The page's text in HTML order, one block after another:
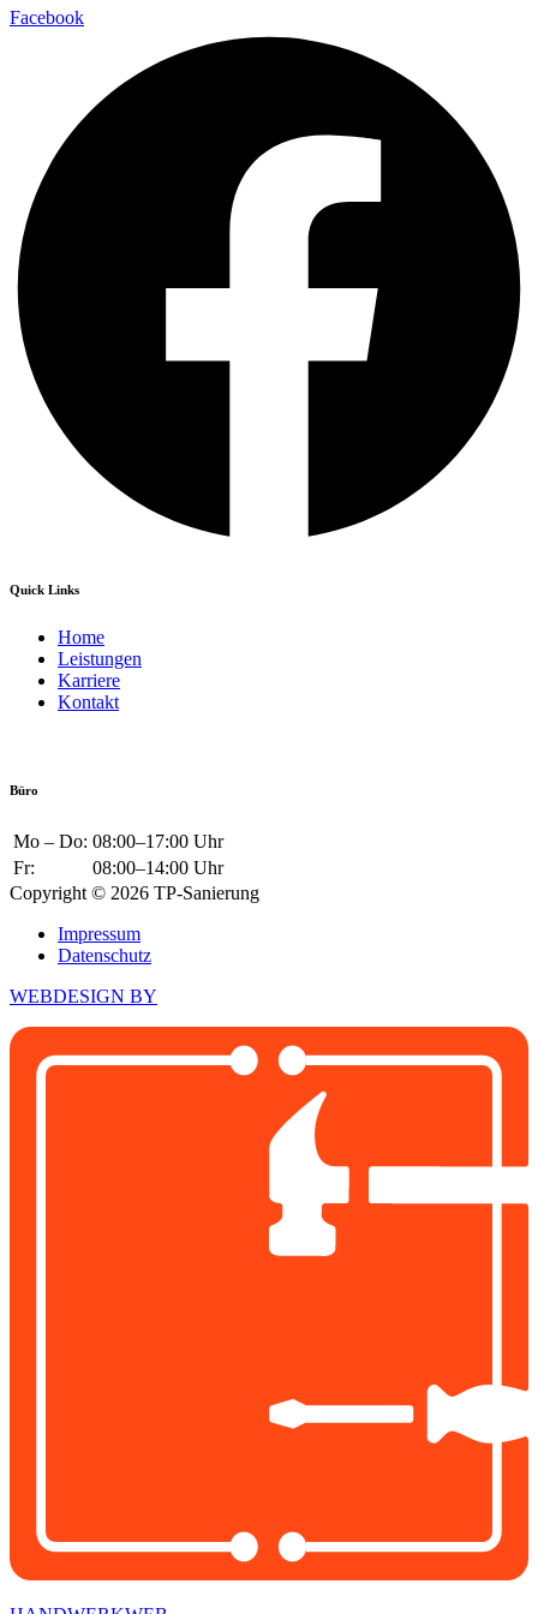
Facebook
Quick Links
Home
Leistungen
Karriere
Kontakt
Büro
Mo – Do: 08:00–17:00 Uhr
Fr:
08:00–14:00 Uhr
Copyright © 2026 TP-Sanierung
Impressum
Datenschutz
WEBDESIGN BY